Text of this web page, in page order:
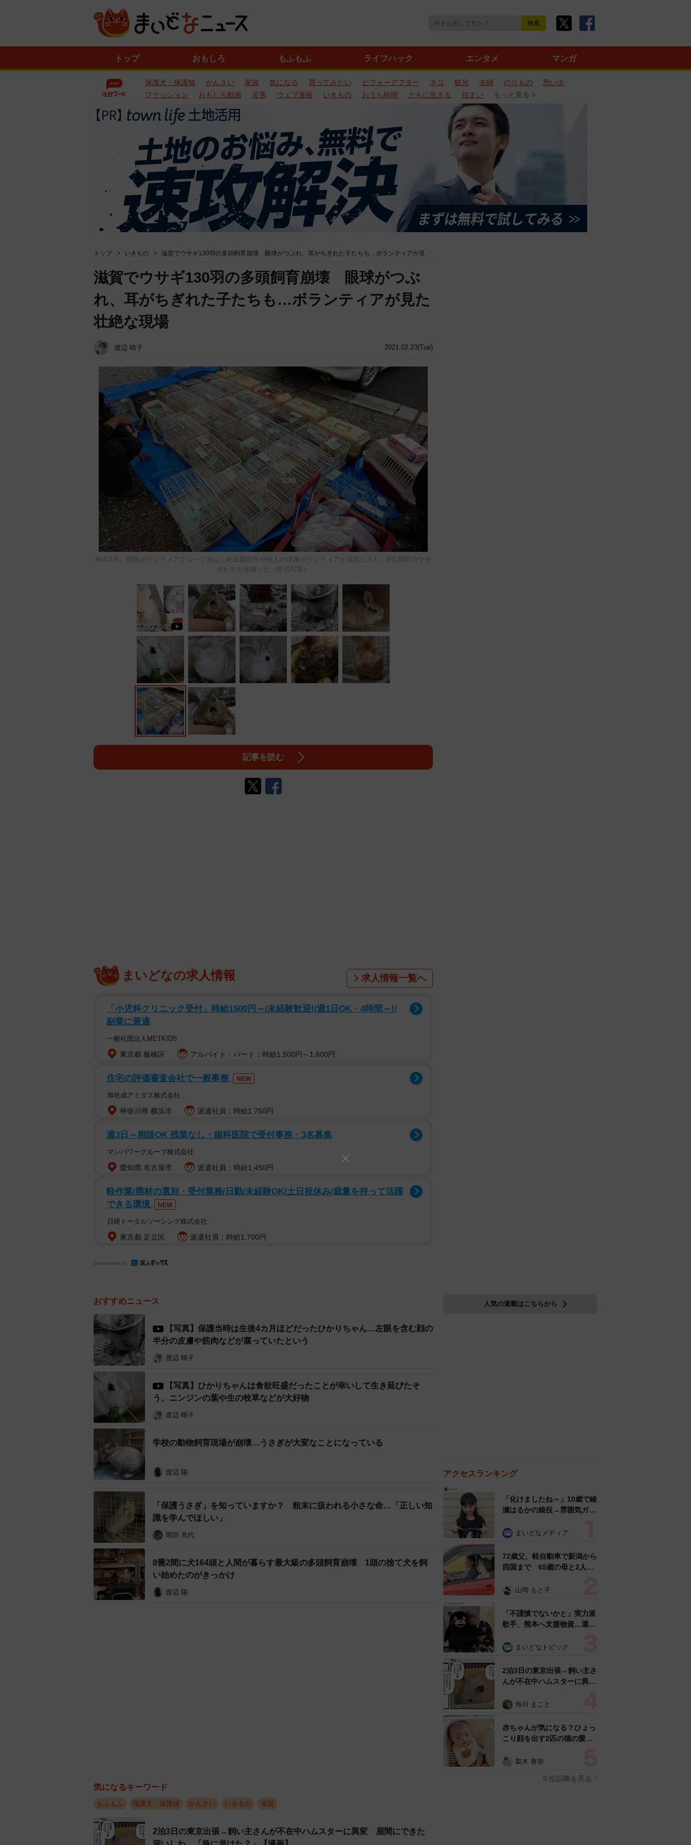
トップ おもしろ もふもふ ライフハック エンタメ マンガ
保護犬・保護猫 かんさい 家族 気になる 買ってみたい ビフォーアフター ネコ 観光 夫婦 のりもの
思い出
ファッション
おもしろ動画 災害 ウェブ漫画 いきもの おうち時間 ともに生きる 住まい もっと見る
トップ いきもの 滋賀でウサギ130羽の多頭飼育崩壊 眼球がつぶれ、耳がちぎれた子たちも…ボランティアが見
2021.02.23(Tue)
滋賀でウサギ130羽の多頭飼育崩壊 眼球がつぶ
れ、耳がちぎれた子たちも…ボランティアが見た
壮絶な現場
渡辺 晴子
昨年5月、保護ボランティアグループをはじめ近隣住民や個人の保護ボランティアが現場に入り、約130羽のウサ
ギたちを保護した（提供写真）
記事を読む
まいどなの求人情報 求人情報一覧へ
「小児科クリニック受付」時給1500円～/未経験歓迎!/週1日OK・4時間～!/
副業に最適
一般社団法人METKIDS
東京都 板橋区 アルバイト・パート：時給1,500円～1,600円
住宅の評価審査会社で一般事務 NEW
旭化成アミダス株式会社
神奈川県 横浜市 派遣社員：時給1,750円
週3日～相談OK 残業なし・歯科医院で受付事務・3名募集
マンパワーグループ株式会社
愛知県 名古屋市 派遣社員：時給1,450円
軽作業/廃材の選別・受付業務/日勤/未経験OK/土日祝休み/裁量を持って活躍
できる環境
NEW
日研トータルソーシング株式会社
東京都 足立区 派遣社員：時給1,700円
Sponsored by
おすすめニュース
【写真】保護当時は生後4カ月ほどだったひかりちゃん…左眼を含む顔の
半分の皮膚や筋肉などが腐っていたという
渡辺 晴子
【写真】ひかりちゃんは食欲旺盛だったことが幸いして生き延びたそ
う。ニンジンの葉や生の牧草などが大好物
渡辺 晴子
学校の動物飼育現場が崩壊…うさぎが大変なことになっている
渡辺 陽
「保護うさぎ」を知っていますか？ 粗末に扱われる小さな命…「正しい知
識を学んでほしい」
岡部 充代
8畳2間に犬164頭と人間が暮らす最大級の多頭飼育崩壊 1頭の捨て犬を飼
い始めたのがきっかけ
渡辺 陽
気になるキーワード
もふもふ 保護犬・保護猫 かんさい いきもの 滋賀
2泊3日の東京出張→飼い主さんが不在中ハムスターに異変 眉間にできた
人気の連載はこちらから
アクセスランキング
「化けましたね～」10歳で綾
瀬はるかの娘役→雰囲気ガラ
雰囲気が」「宝塚に入れそ
まいどなメディア
72歳父、軽自動車で新潟から
四国まで 65歳の母と2人で
憩まで分刻み… 「大学生で
山岡 もと子
「不謹慎でないかと」実力派
歌手、熊本へ支援物資…運搬
めらい 「痛いほど伝わる」
まいどなトピック
2泊3日の東京出張→飼い主さ
んが不在中ハムスターに異
「急に老けた？」【漫画】
海川 まこと
赤ちゃんが気になる？ひょっ
こり顔を出す2匹の猫の愛ら
わいい構図あります？」「ベ
梨木 香奈
６位以降を見る